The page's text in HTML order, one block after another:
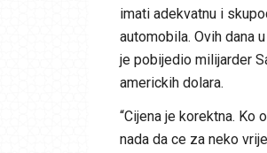
imati adekvatnu i
automobila. Ovih dana
je pobijedio milijarder
americkih dolara.
“Cijena je korektna. Ko
nada da ce za neko